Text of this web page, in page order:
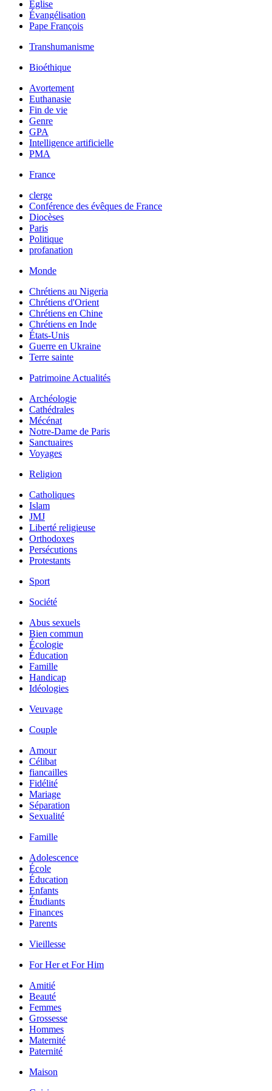
Église
Évangélisation
Pape François
Transhumanisme
Bioéthique
Avortement
Euthanasie
Fin de vie
Genre
GPA
Intelligence artificielle
PMA
France
clerge
Conférence des évêques de France
Diocèses
Paris
Politique
profanation
Monde
Chrétiens au Nigeria
Chrétiens d'Orient
Chrétiens en Chine
Chrétiens en Inde
États-Unis
Guerre en Ukraine
Terre sainte
Patrimoine Actualités
Archéologie
Cathédrales
Mécénat
Notre-Dame de Paris
Sanctuaires
Voyages
Religion
Catholiques
Islam
JMJ
Liberté religieuse
Orthodoxes
Persécutions
Protestants
Sport
Société
Abus sexuels
Bien commun
Écologie
Éducation
Famille
Handicap
Idéologies
Veuvage
Couple
Amour
Célibat
fiancailles
Fidélité
Mariage
Séparation
Sexualité
Famille
Adolescence
École
Éducation
Enfants
Étudiants
Finances
Parents
Vieillesse
For Her et For Him
Amitié
Beauté
Femmes
Grossesse
Hommes
Maternité
Paternité
Maison